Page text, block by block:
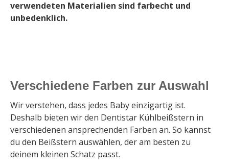
verwendeten Materialien sind farbecht und
unbedenklich.
Verschiedene Farben zur Auswahl
Wir verstehen, dass jedes Baby einzigartig ist.
Deshalb bieten wir den Dentistar Kühlbeißstern in
verschiedenen ansprechenden Farben an. So kannst
du den Beißstern auswählen, der am besten zu
deinem kleinen Schatz passt.